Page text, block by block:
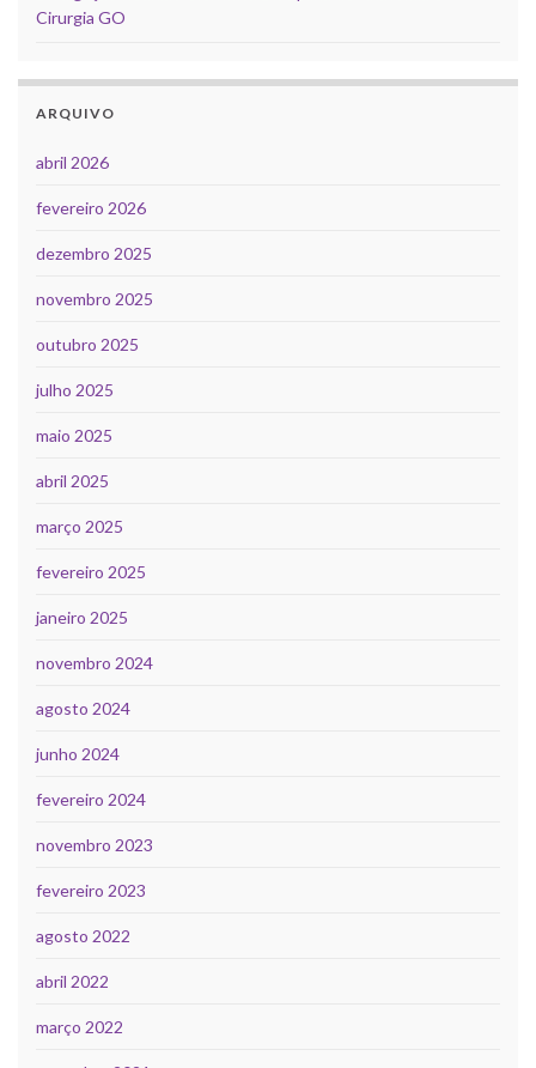
Cirurgia GO
ARQUIVO
abril 2026
fevereiro 2026
dezembro 2025
novembro 2025
outubro 2025
julho 2025
maio 2025
abril 2025
março 2025
fevereiro 2025
janeiro 2025
novembro 2024
agosto 2024
junho 2024
fevereiro 2024
novembro 2023
fevereiro 2023
agosto 2022
abril 2022
março 2022